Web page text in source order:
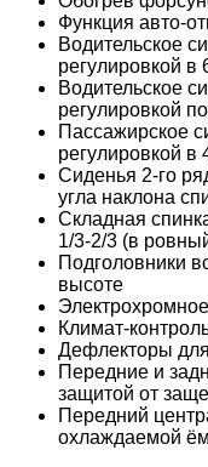
Функция авто-
Водительское
регулировкой в
Водительское
регулировкой
Пассажирское
регулировкой в
Сиденья 2-го
угла наклона
Складная
1/3-2/3 (в
Подголовники
высоте
Климат-
Дефлекторы
Передние и
защитой от
Передний
охлаждаемой